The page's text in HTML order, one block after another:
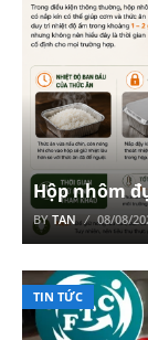
Hộp nhôm
BYTAN 08/08/
TIN TỨC